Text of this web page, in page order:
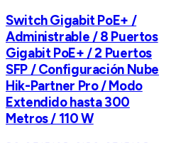
Switch Gigabit PoE+ /
Administrable / 8 Puertos
Gigabit PoE+ / 2 Puertos
SFP / Configuración Nube
Hik-Partner Pro / Modo
Extendido hasta 300
Metros / 110 W